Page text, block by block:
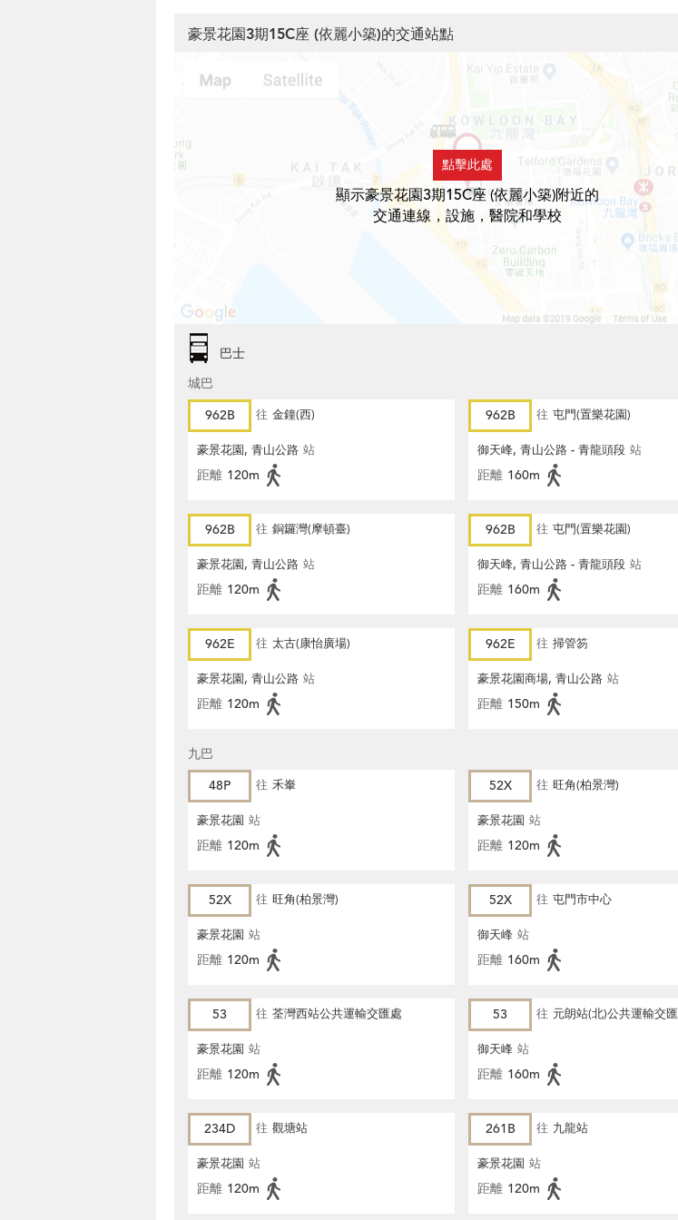
豪景花園3期15C座 (依麗小築)的交通站點
點擊此處
顯示豪景花園3期15C座 (依麗小築)附近的
交通連線，設施，醫院和學校
巴士
城巴
962B
往 金鐘(西)
豪景花園, 青山公路 站
距離 120m
962B 往 屯門(置樂花園)
御天峰, 青山公路 - 青龍頭段 站
距離 160m
962B 往 銅鑼灣(摩頓臺)
豪景花園, 青山公路 站
距離 120m
962B 往 屯門(置樂花園)
御天峰, 青山公路 - 青龍頭段 站
距離 160m
962E 往 太古(康怡廣場)
豪景花園, 青山公路 站
距離 120m
962E 往 掃管笏
豪景花園商場, 青山公路 站
距離 150m
九巴
48P
往 禾輋
豪景花園 站
距離 120m
52X 往 旺角(柏景灣)
豪景花園 站
距離 120m
52X 往 旺角(柏景灣)
豪景花園 站
距離 120m
52X 往 屯門市中心
御天峰 站
距離 160m
53 往 荃灣西站公共運輸交匯處
豪景花園 站
距離 120m
53 往 元朗站(北)公共運輸交
御天峰 站
距離 160m
234D 往 觀塘站
豪景花園 站
距離 120m
261B 往 九龍站
豪景花園 站
距離 120m